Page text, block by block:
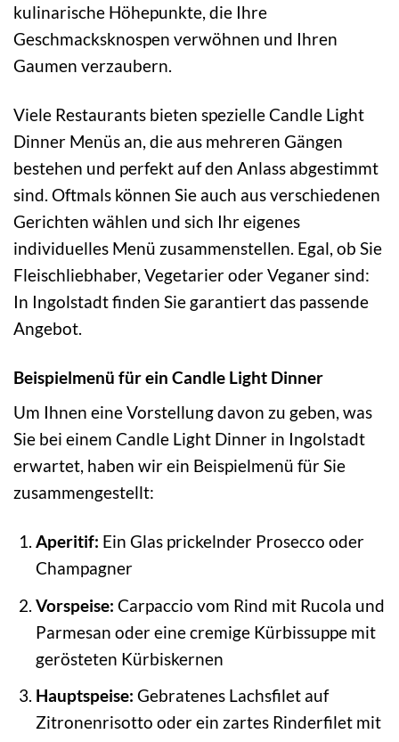
kulinarische Höhepunkte, die Ihre
Geschmacksknospen verwöhnen und Ihren
Gaumen verzaubern.
Viele Restaurants bieten spezielle Candle Light
Dinner Menüs an, die aus mehreren Gängen
bestehen und perfekt auf den Anlass abgestimmt
sind. Oftmals können Sie auch aus verschiedenen
Gerichten wählen und sich Ihr eigenes
individuelles Menü zusammenstellen. Egal, ob Sie
Fleischliebhaber, Vegetarier oder Veganer sind:
In Ingolstadt finden Sie garantiert das passende
Angebot.
Beispielmenü für ein Candle Light Dinner
Um Ihnen eine Vorstellung davon zu geben, was
Sie bei einem Candle Light Dinner in Ingolstadt
erwartet, haben wir ein Beispielmenü für Sie
zusammengestellt:
Aperitif: Ein Glas prickelnder Prosecco oder
Champagner
Vorspeise: Carpaccio vom Rind mit Rucola und
Parmesan oder eine cremige Kürbissuppe mit
gerösteten Kürbiskernen
Hauptspeise: Gebratenes Lachsfilet auf
Zitronenrisotto oder ein zartes Rinderfilet mit